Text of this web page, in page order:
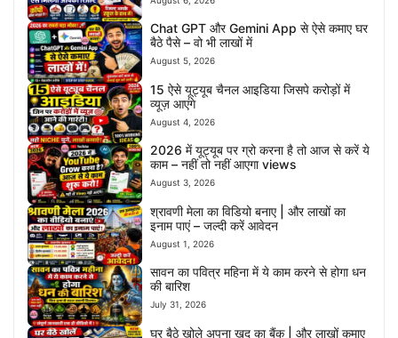
Chat GPT और Gemini App से ऐसे कमाए घर
बैठे पैसे – वो भी लाखों में
August 5, 2026
15 ऐसे यूट्यूब चैनल आइडिया जिसपे करोड़ों में
व्यूज़ आएंगे
August 4, 2026
2026 में यूट्यूब पर ग्रो करना है तो आज से करें ये
काम – नहीं तो नहीं आएगा views
August 3, 2026
श्रावणी मेला का विडियो बनाए | और लाखों का
इनाम पाएं – जल्दी करें आवेदन
August 1, 2026
सावन का पवित्र महिना में ये काम करने से होगा धन
की बारिश
July 31, 2026
घर बैठे खोले अपना खुद का बैंक | और लाखों कमाए